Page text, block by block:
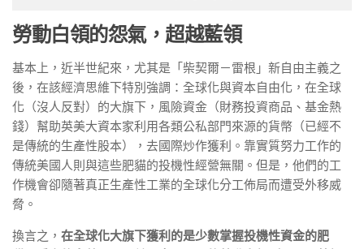
勞動白領的怨氣，超越藍領
基本上，近半世紀來，尤其是「柴契爾－雷根」新自由主義之
後，在該經濟思維下特別強調：全球化與資本自由化，在全球
化（沒人反對）的大旗下，風險資金（財務投資商品、基金熱
錢）幫助英美大資本家利用各類公私部門來源的貨幣（已經不
是傳統的生產性股本），去國際炒作獲利。靠實質努力工作的
傳統美國人則與這些肥貓的投機性經營無關。但是，他們的工
作機會卻隨著真正生產性工業的全球化分工佈局而遭受外移威
脅。
換言之， 在全球化大旗下獲利的是少數掌握投機性資金的肥